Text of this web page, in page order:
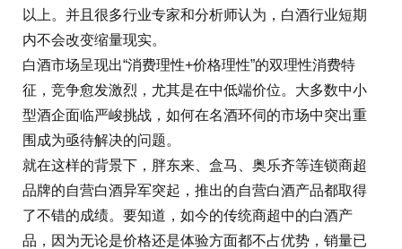
以上。并且很多行业专家和分析师认为，白酒行业短期
内不会改变缩量现实。
白酒市场呈现出“消费理性+价格理性”的双理性消费特
征，竞争愈发激烈，尤其是在中低端价位。大多数中小
型酒企面临严峻挑战，如何在名酒环伺的市场中突出重
围成为亟待解决的问题。
就在这样的背景下，胖东来、盒马、奥乐齐等连锁商超
品牌的自营白酒异军突起，推出的自营白酒产品都取得
了不错的成绩。要知道，如今的传统商超中的白酒产
品，因为无论是价格还是体验方面都不占优势，销量已